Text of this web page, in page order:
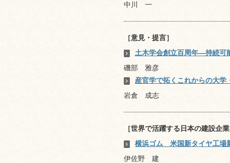
中川 一
［意見・提言］
土木学会創立百周年―持続可
磯部 雅彦
産官学で拓くこれからの大学
岩倉 成志
［世界で活躍する日本の建設企
横浜ゴム 米国新タイヤ工場
伊佐野 建